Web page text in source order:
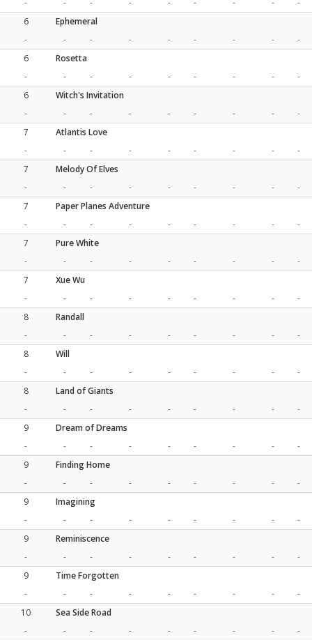
- - - - - - - -
-
6
Ephemeral
-
- - - - - - -
-
6
Rosetta
-
- - - - - - -
-
6
Witch's Invitation
-
- - - - - - -
-
7
Atlantis Love
-
- - - - - - -
-
7
Melody Of Elves
-
- - - - - - -
-
7
Paper Planes Adventure
-
- - - - - - -
-
7
Pure White
-
- - - - - - -
-
7
Xue Wu
-
- - - - - - -
-
8
Randall
-
- - - - - - -
-
8
Will
-
- - - - - - -
-
8
Land of Giants
-
- - - - - - -
-
9
Dream of Dreams
-
- - - - - - -
-
9
Finding Home
-
- - - - - - -
-
9
Imagining
-
- - - - - - -
-
9
Reminiscence
-
- - - - - - -
-
9
Time Forgotten
-
- - - - - - -
-
10
Sea Side Road
-
- - - - - - -
-